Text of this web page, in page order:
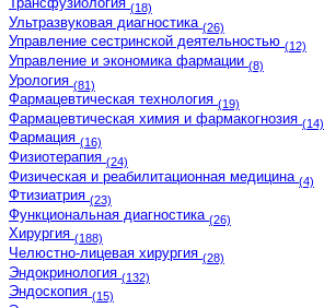
(18)
Ультразвуковая диагностика (26)
Управление сестринской деятельностью (12)
Управление и экономика фармации (8)
Урология (81)
Фармацевтическая технология (19)
Фармацевтическая химия и фармакогнозия (14)
Фармация (16)
Физиотерапия (24)
Физическая и реабилитационная медицина (4)
Фтизиатрия (23)
Функциональная диагностика (26)
Хирургия (188)
Челюстно-лицевая хирургия (28)
Эндокринология (132)
Эндоскопия (15)